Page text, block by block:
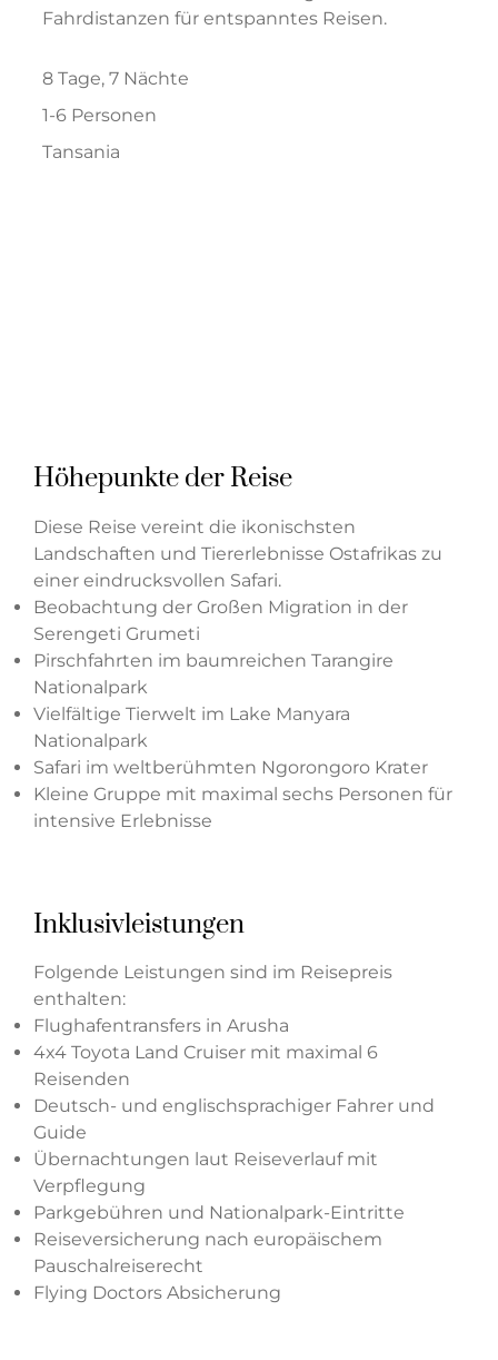
Fahrdistanzen für entspanntes Reisen.
8 Tage, 7 Nächte
1-6 Personen
Tansania
Höhepunkte der Reise
Diese Reise vereint die ikonischsten
Landschaften und Tiererlebnisse Ostafrikas zu
einer eindrucksvollen Safari.
Beobachtung der Großen Migration in der
Serengeti Grumeti
Pirschfahrten im baumreichen Tarangire
Nationalpark
Vielfältige Tierwelt im Lake Manyara
Nationalpark
Safari im weltberühmten Ngorongoro Krater
Kleine Gruppe mit maximal sechs Personen für
intensive Erlebnisse
Inklusivleistungen
Folgende Leistungen sind im Reisepreis
enthalten:
Flughafentransfers in Arusha
4x4 Toyota Land Cruiser mit maximal 6
Reisenden
Deutsch- und englischsprachiger Fahrer und
Guide
Übernachtungen laut Reiseverlauf mit
Verpflegung
Parkgebühren und Nationalpark-Eintritte
Reiseversicherung nach europäischem
Pauschalreiserecht
Flying Doctors Absicherung